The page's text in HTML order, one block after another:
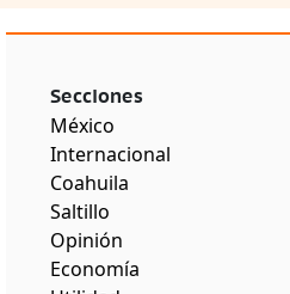
Secciones
México
Internacional
Coahuila
Saltillo
Opinión
Economía